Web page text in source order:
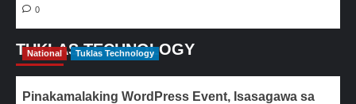
0
TUKLAS TECHNOLOGY
National Tuklas Technology
Pinakamalaking WordPress Event, Isasagawa sa